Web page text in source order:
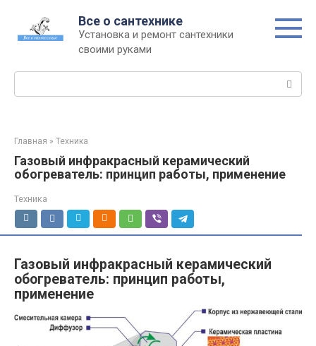
контенту
Все о сантехнике
Установка и ремонт сантехники
своими руками
Главная » Техника
Газовый инфракрасный керамический
обогреватель: принцип работы, применение
Техника
Газовый инфракрасный керамический
обогреватель: принцип работы,
применение